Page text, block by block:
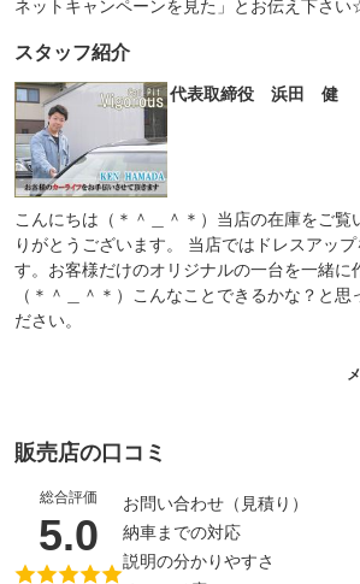
ネットキャンペーンを見た」とお伝え下さ
スタッフ紹介
代表取締役 浜田 健
こんにちは（＊＾＿＾＊）当店の在庫をご覧
りがとうございます。 当店ではドレスアッ
す。お客様だけのオリジナルの一台を一緒に
（＊＾＿＾＊）こんなことできるかな？と思
ださい。
販売店の口コミ
総合評価
5.0 （5点満点中）
お問い合わせ（見積り）
納車までの対応
説明の分かりやすさ